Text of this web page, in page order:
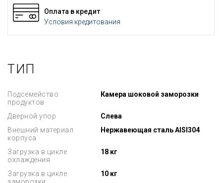
Оплата в кредит
Условия кредитования
ТИП
Подсемейство
продуктов
Камера шоковой заморозки
Дверной упор
Слева
Внешний материал
корпуса
Нержавеющая сталь AISI304
Загрузка в цикле
охлаждения
18 кг
Загрузка в цикле
10 кг